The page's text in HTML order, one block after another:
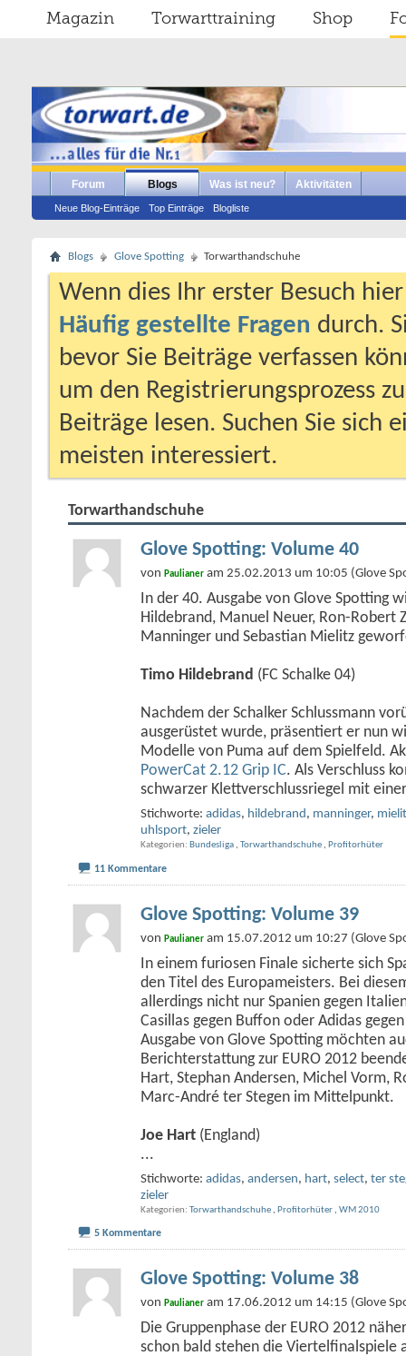
Magazin Torwarttraining Shop
Forum Blogs
Neue Blog-Einträge Top Einträge Blogliste
Was ist neu? Aktivitäten
Blogs Glove Spotting Torwarthandschuhe
Wenn dies Ihr erster Besuch
Häufig gestellte Fragen durch.
bevor Sie Beiträge verfassen
um den Registrierungsprozess
Beiträge lesen. Suchen Sie sich
meisten interessiert.
Torwarthandschuhe
Glove Spotting: Volume 40
von Paulianer am 25.02.2013 um 10:05 (Glove
In der 40. Ausgabe von Glove Spotting
Hildebrand, Manuel Neuer, Ron-Robert
Manninger und Sebastian Mielitz
Timo Hildebrand (FC Schalke 04)
Nachdem der Schalker Schlussmann
ausgerüstet wurde, präsentiert er nun
Modelle von Puma auf dem Spielfeld.
PowerCat 2.12 Grip IC. Als Verschluss
schwarzer Klettverschlussriegel mit
Stichworte: adidas, hildebrand, manninger,
uhlsport, zieler
Kategorien Bundesliga , Torwarthandschuhe , Profitorhüter
11 Kommentare
Glove Spotting: Volume 39
von Paulianer am 15.07.2012 um 10:27 (Glove
In einem furiosen Finale sicherte sich
den Titel des Europameisters. Bei
allerdings nicht nur Spanien gegen
Casillas gegen Buffon oder Adidas
Ausgabe von Glove Spotting möchten
Berichterstattung zur EURO 2012
Hart, Stephan Andersen, Michel Vorm,
Marc-André ter Stegen im Mittelpunkt.
Joe Hart (England)
...
Stichworte: adidas, andersen, hart, select, ter
zieler
Kategorien Torwarthandschuhe , Profitorhüter , WM 2010
5 Kommentare
Glove Spotting: Volume 38
von Paulianer am 17.06.2012 um 14:15 (Glove
Die Gruppenphase der EURO 2012
schon bald stehen die Viertelfinalspiele